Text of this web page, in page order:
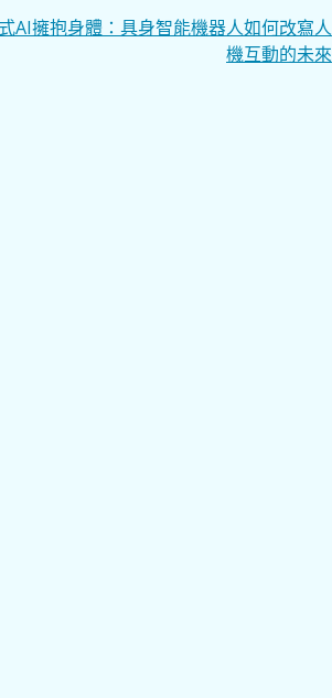
AI擁抱身體：具身智能機器人如何改寫人
機互動的未來